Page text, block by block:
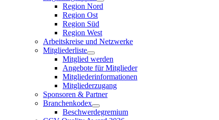
Region Nord
Region Ost
Region Süd
Region West
Arbeitskreise und Netzwerke
Mitgliederliste
Mitglied werden
Angebote für Mitglieder
Mitgliederinformationen
Mitgliederzugang
Sponsoren & Partner
Branchenkodex
Beschwerdegremium